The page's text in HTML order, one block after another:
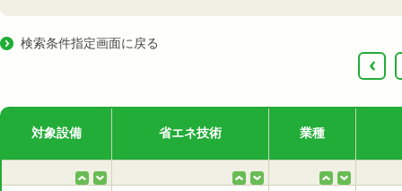
検索条件指定画面に戻る
‹
対象設備 省エネ技術 業種